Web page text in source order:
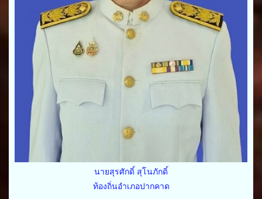
นายสุรศักดิ์ สุโนภักดิ์
ท้องถิ่นอำเภอปากคาด